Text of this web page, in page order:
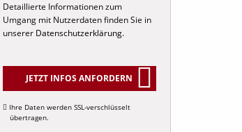
Detaillierte Informationen zum
Umgang mit Nutzerdaten finden Sie in
unserer Datenschutzerklärung.
JETZT INFOS ANFORDERN
Ihre Daten werden SSL-verschlüsselt
übertragen.